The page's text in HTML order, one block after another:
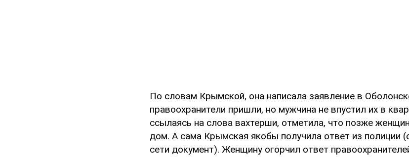
По словам Крымской, она написала заявление в
правоохранители пришли, но мужчина не впустил их в
ссылаясь на слова вахтерши, отметила, что позже
дом. А сама Крымская якобы получила ответ из полиции
сети документ). Женщину огорчил ответ